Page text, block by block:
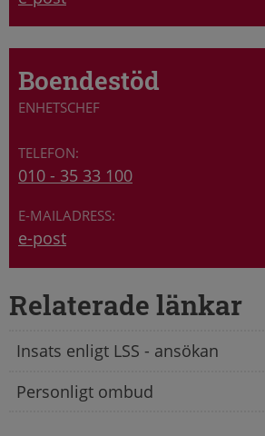
Boendestöd
ENHETSCHEF
010 - 35 33 100
e-post
Relaterade länkar
Insats enligt LSS - ansökan
Personligt ombud